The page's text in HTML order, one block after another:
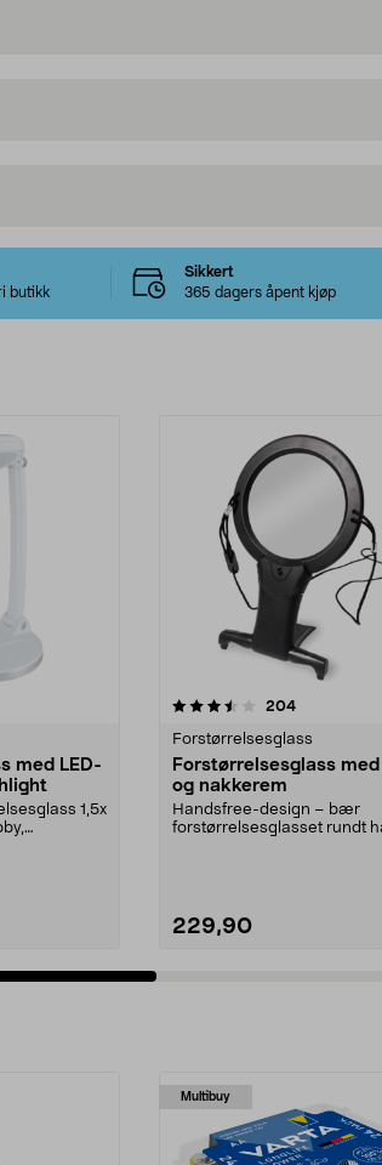
butikk
Sikkert
365 dagers åpent kjøp
med LED-
1,5x
204anmeldelser
Forstørrelsesglass
Forstørrelsesglass
og nakkerem
Handsfree-design – bær
forstørrelsesglasset rundt
229,90
4.0 av 5 stjerner
Multibuy